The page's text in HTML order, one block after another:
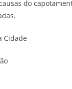
do
Cidade